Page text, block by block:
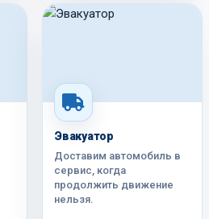
Эвакуатор
Доставим автомобиль в
сервис, когда
продолжить движение
нельзя.